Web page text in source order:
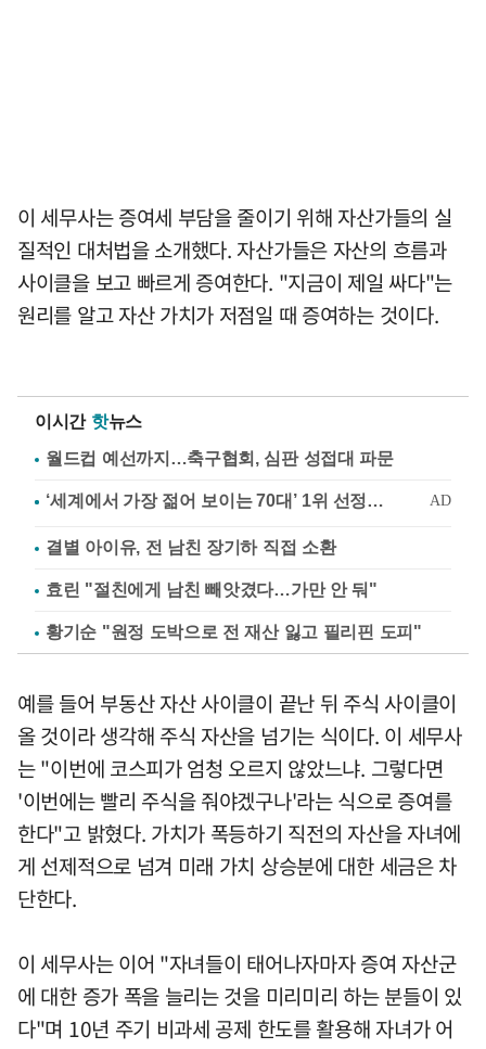
이 세무사는 증여세 부담을 줄이기 위해 자산가들의 실
질적인 대처법을 소개했다. 자산가들은 자산의 흐름과
사이클을 보고 빠르게 증여한다. "지금이 제일 싸다"는
원리를 알고 자산 가치가 저점일 때 증여하는 것이다.
이시간 핫뉴스
월드컵 예선까지…축구협회, 심판 성접대 파문
결별 아이유, 전 남친 장기하 직접 소환
효린 "절친에게 남친 빼앗겼다…가만 안 둬"
황기순 "원정 도박으로 전 재산 잃고 필리핀 도피"
예를 들어 부동산 자산 사이클이 끝난 뒤 주식 사이클이
올 것이라 생각해 주식 자산을 넘기는 식이다. 이 세무사
는 "이번에 코스피가 엄청 오르지 않았느냐. 그렇다면
'이번에는 빨리 주식을 줘야겠구나'라는 식으로 증여를
한다"고 밝혔다. 가치가 폭등하기 직전의 자산을 자녀에
게 선제적으로 넘겨 미래 가치 상승분에 대한 세금은 차
단한다.
이 세무사는 이어 "자녀들이 태어나자마자 증여 자산군
에 대한 증가 폭을 늘리는 것을 미리미리 하는 분들이 있
다"며 10년 주기 비과세 공제 한도를 활용해 자녀가 어